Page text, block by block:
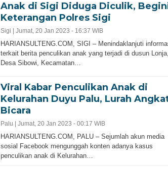
Anak di Sigi Diduga Diculik,
Keterangan Polres Sigi
Sigi | Jumat, 20 Jan 2023 - 16:37 WIB
HARIANSULTENG.COM, SIGI – Menindaklanjuti
terkait berita penculikan anak yang terjadi di dusun Lonja,
Desa Sibowi, Kecamatan…
Viral Kabar Penculikan Anak di
Kelurahan Duyu Palu, Lurah
Bicara
Palu | Jumat, 20 Jan 2023 - 00:17 WIB
HARIANSULTENG.COM, PALU – Sejumlah akun media
sosial Facebook mengunggah konten adanya kasus
penculikan anak di Kelurahan…